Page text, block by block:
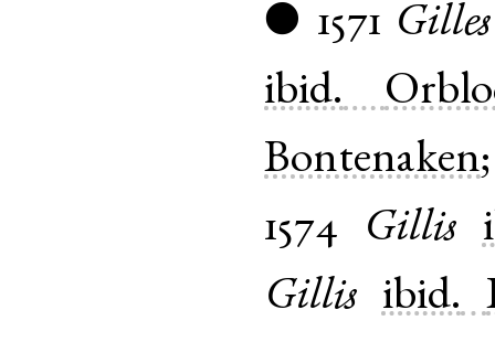
● 1571 Gilles
ibid.
Bontenaken
1574
Gillis
Gillis ibid.